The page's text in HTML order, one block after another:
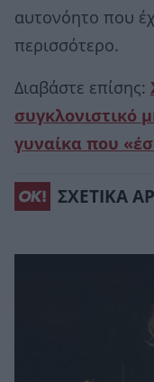
αυτονόητο που
περισσότερο.
Διαβάστε επίσης:
συγκλονιστικό
γυναίκα που
ΣΧΕΤΙΚΑ